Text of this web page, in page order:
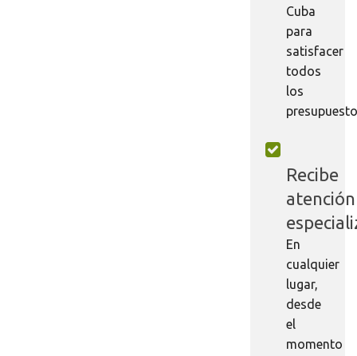
Cuba
para
satisfacer
todos
los
Recibe
atención
En
cualquier
lugar,
desde
el
momento